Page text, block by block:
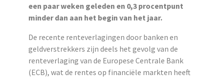
een paar weken geleden en 0,3 procentpunt
minder dan aan het begin van het jaar.
De recente renteverlagingen door banken en
geldverstrekkers zijn deels het gevolg van de
renteverlaging van de Europese Centrale Bank
(ECB), wat de rentes op financiële markten heeft